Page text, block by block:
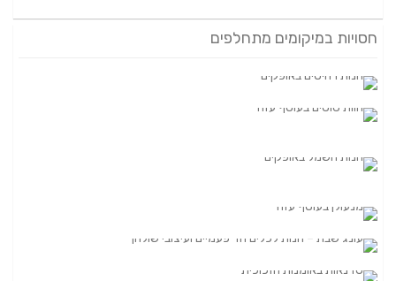
חסויות במיקומים מתחלפים